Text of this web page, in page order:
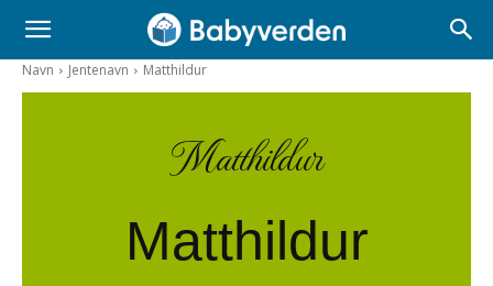
Navn Jentenavn Matthildur
Matthildur
Matthildur